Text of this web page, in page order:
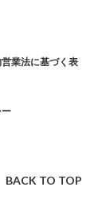
業法に基づく表
BACK TO TOP